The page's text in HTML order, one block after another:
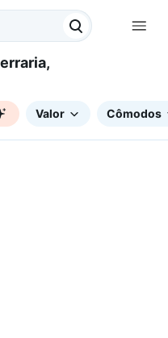
Valor Cômodos